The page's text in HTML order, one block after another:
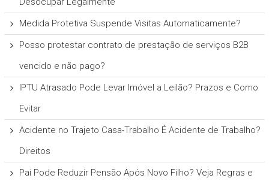
Medida Protetiva Suspende Visitas Automaticamente?
Posso protestar contrato de prestação de serviços B2B
vencido e não pago?
IPTU Atrasado Pode Levar Imóvel a Leilão? Prazos e Como
Evitar
Acidente no Trajeto Casa-Trabalho É Acidente de Trabalho?
Direitos
Pai Pode Reduzir Pensão Após Novo Filho? Veja Regras e